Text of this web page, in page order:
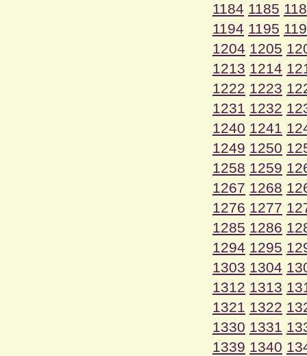
1184 1185
1194 1195
1204 1205
1213 1214
1222 1223
1231 1232
1240 1241
1249 1250
1258 1259
1267 1268
1276 1277
1285 1286
1294 1295
1303 1304
1312 1313
1321 1322
1330 1331
1339 1340